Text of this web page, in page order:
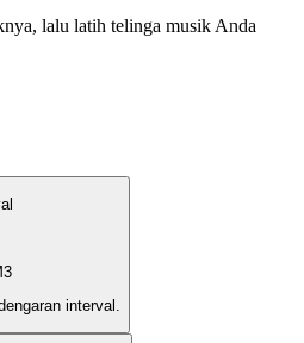
lalu latih telinga musik Anda
interval.